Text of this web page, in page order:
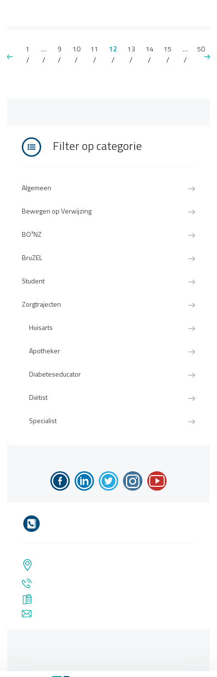
1 … 9 10 11 12 13 14 15 … 50
Filter op categorie
Algemeen
Bewegen op Verwijzing
BO³NZ
BruZEL
Student
Zorgtrajecten
Huisarts
Apotheker
Diabeteseducator
Diëtist
Specialist